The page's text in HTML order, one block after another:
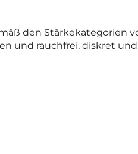
den Stärkekategorien
und rauchfrei, diskret